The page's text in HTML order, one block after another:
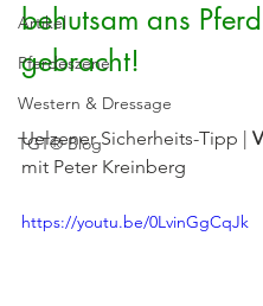
Artikel
Pferdeszene
Western & Dressage
TGT® Blog
behutsam ans Pferd
gebracht!
Uelzener Sicherheits-Tipp |
mit Peter Kreinberg
https://youtu.be/0LvinGgCqJk